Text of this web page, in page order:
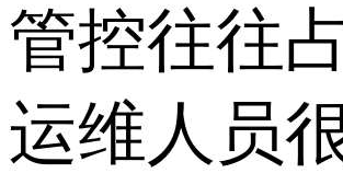
管控往往
运维人员